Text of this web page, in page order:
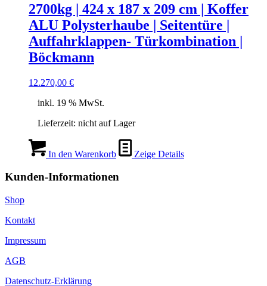
2700kg | 424 x 187 x 209 cm | Koffer
ALU Polysterhaube | Seitentüre |
Auffahrklappen- Türkombination |
Böckmann
12.270,00 €
inkl. 19 % MwSt.
Lieferzeit: nicht auf Lager
In den Warenkorb Zeige Details
Kunden-Informationen
Shop
Kontakt
Impressum
AGB
Datenschutz-Erklärung